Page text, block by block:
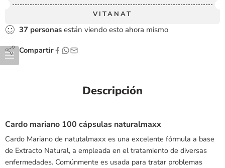
VITANAT
37 personas están viendo esto ahora mismo
Compartir
Descripción
Cardo mariano 100 cápsulas naturalmaxx
Cardo Mariano de natutalmaxx es una excelente fórmula a base
de Extracto Natural, a empleada en el tratamiento de diversas
enfermedades. Comúnmente es usada para tratar problemas